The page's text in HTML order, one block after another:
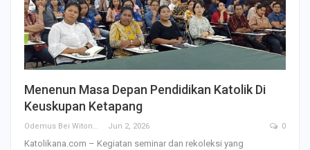
Menenun Masa Depan Pendidikan Katolik Di
Keuskupan Ketapang
Odemus Bei Witono Jun 2, 2026 0
Katolikana.com – Kegiatan seminar dan rekoleksi yang